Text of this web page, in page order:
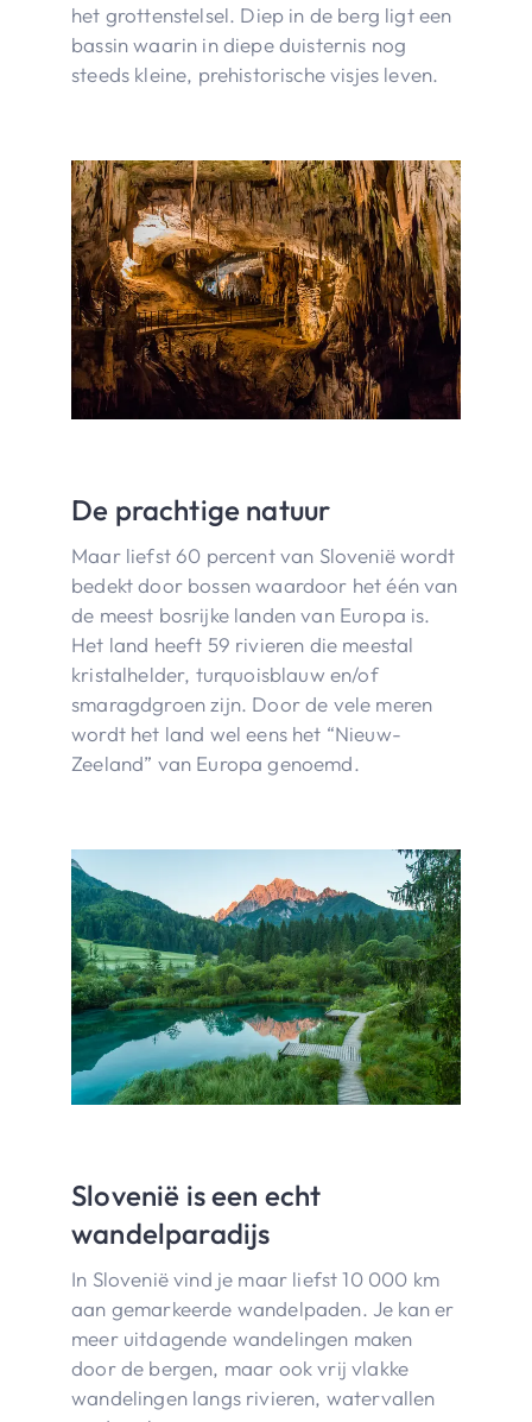
het grottenstelsel. Diep in de berg ligt een
bassin waarin in diepe duisternis nog
steeds kleine, prehistorische visjes leven.
De prachtige natuur
Maar liefst 60 percent van Slovenië wordt
bedekt door bossen waardoor het één van
de meest bosrijke landen van Europa is.
Het land heeft 59 rivieren die meestal
kristalhelder, turquoisblauw en/of
smaragdgroen zijn. Door de vele meren
wordt het land wel eens het “Nieuw-
Zeeland” van Europa genoemd.
Slovenië is een echt
wandelparadijs
In Slovenië vind je maar liefst 10 000 km
aan gemarkeerde wandelpaden. Je kan er
meer uitdagende wandelingen maken
door de bergen, maar ook vrij vlakke
wandelingen langs rivieren, watervallen